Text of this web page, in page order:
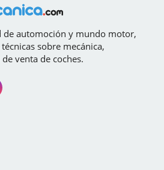
de automoción y mundo motor,
sobre mecánica,
venta de coches.